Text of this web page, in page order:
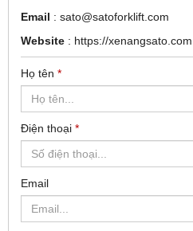
Email : sato@satoforklift.com
Website : https://xenangsato.com
Họ tên *
Điện thoại *
Email